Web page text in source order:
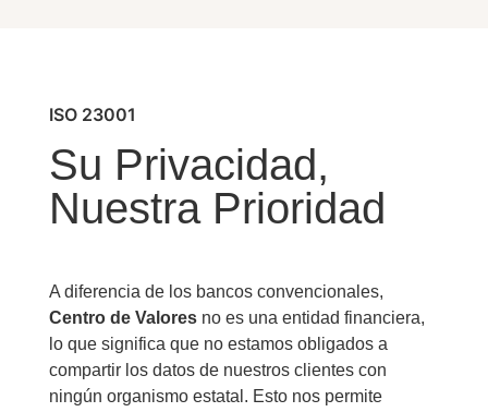
ISO 23001
Su Privacidad,
Nuestra Prioridad
A diferencia de los bancos convencionales,
Centro de Valoresno es una entidad financiera,
lo que significa que no estamos obligados a
compartir los datos de nuestros clientes con
ningún organismo estatal. Esto nos permite